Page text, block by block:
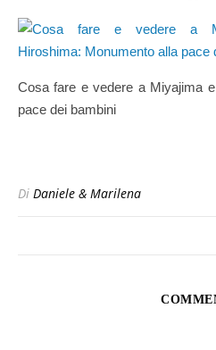
Cosa fare e vedere a Miyajima
pace dei bambini
Di Daniele & Marilena